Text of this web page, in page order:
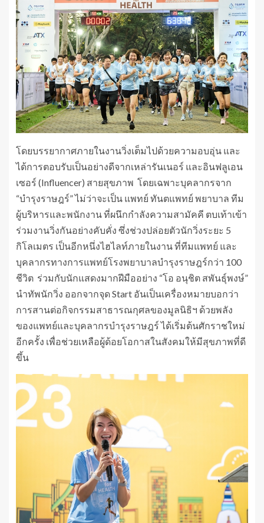
โดยบรรยากาศภายในงานวิ่งเต็มไปด้วยความอบอุ่น และ
ได้การตอบรับเป็นอย่างดีจากเหล่ารันเนอร์ และอินฟลูเอน
เซอร์ (Influencer) สายสุขภาพ โดยเฉพาะบุคลากรจาก
“บำรุงราษฎร์” ไม่ว่าจะเป็น แพทย์ ทันตแพทย์ พยาบาล ทีม
ผู้บริหารและพนักงาน ที่ผนึกกำลังความสามัคคี ตบเท้าเข้า
ร่วมงานวิ่งกันอย่างคับคั่ง ซึ่งช่วงปล่อยตัวนักวิ่งระยะ 5
กิโลเมตร เป็นอีกหนึ่งไฮไลท์ภายในงาน ที่ทีมแพทย์ และ
บุคลากรทางการแพทย์โรงพยาบาลบำรุงราษฎร์กว่า 100
ชีวิต ร่วมกับนักแสดงมากฝีมืออย่าง “โอ อนุชิต สพันธุ์พงษ์”
นำทัพนักวิ่ง ออกจากจุด Start อันเป็นเครื่องหมายบอกว่า
การสานต่อกิจกรรมสาธารณกุศลของมูลนิธิฯ ด้วยพลัง
ของแพทย์และบุคลากรบำรุงราษฎร์ ได้เริ่มต้นศักราชใหม่
อีกครั้ง เพื่อช่วยเหลือผู้ด้อยโอกาสในสังคมให้มีสุขภาพที่ดี
ขึ้น